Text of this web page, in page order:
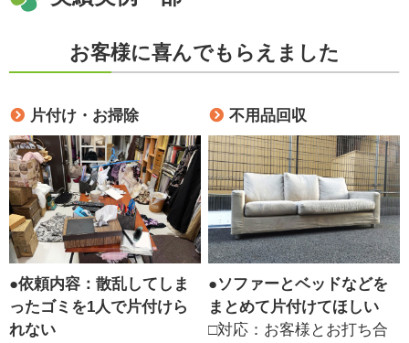
お客様に喜んでもらえました
片付け・お掃除
●依頼内容：散乱してしま
ったゴミを1人で片付けら
れない
不用品回収
●ソファーとベッドなどを
まとめて片付けてほしい
□対応：お客様とお打ち合